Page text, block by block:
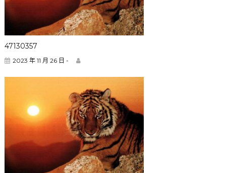
47130357
2023 年 11 月 26 日 -